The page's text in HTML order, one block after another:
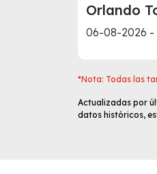
Orlando
06-08-2026
*Nota: Todas las
Actualizadas por
datos históricos,